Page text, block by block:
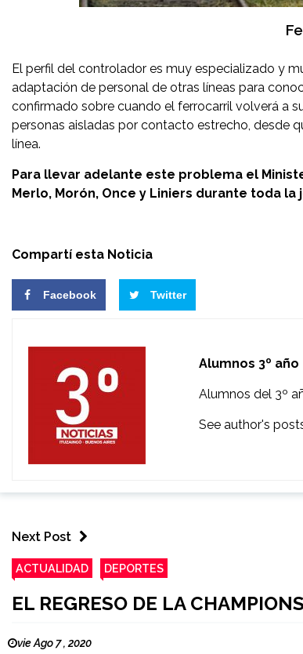
El perfil del controlador es muy especializado y
adaptación de personal de otras líneas para
confirmado sobre cuando el ferrocarril volverá a
personas aisladas por contacto estrecho, desde
línea.
Para llevar adelante este problema el
Merlo, Morón, Once y Liniers durante toda la
Compartí esta Noticia
Facebook Twitter
Alumnos 3º año
Alumnos del 3º
See author's
Next Post
ACTUALIDAD DEPORTES
EL REGRESO DE LA
vie Ago 7 , 2020